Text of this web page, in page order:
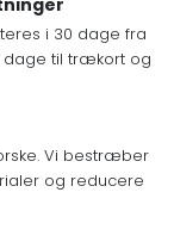
i 30 dage fra
dage til trækort og
Vi bestræber
og reducere